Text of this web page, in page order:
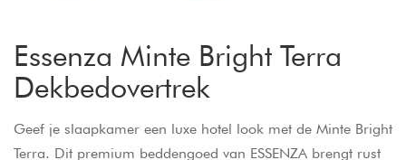
Essenza Minte Bright Terra
Dekbedovertrek
Geef je slaapkamer een luxe hotel look met de Minte Bright
Terra. Dit premium beddengoed van ESSENZA brengt rust